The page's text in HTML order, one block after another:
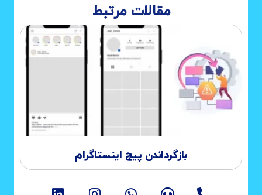
مقالات مرتبط
بازگرداندن پیج اینستاگرام